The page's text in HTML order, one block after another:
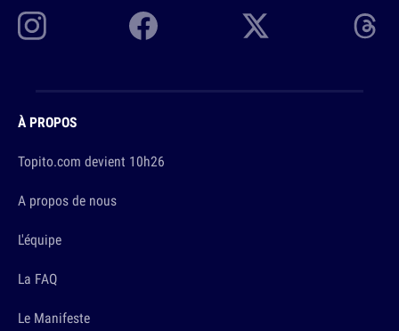
À PROPOS
Topito.com devient 10h26
A propos de nous
L'équipe
La FAQ
Le Manifeste